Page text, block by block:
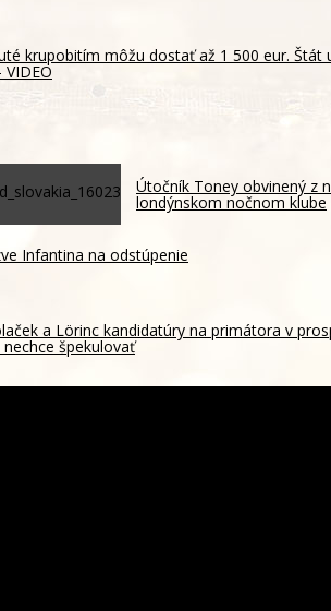
krupobitím môžu dostať až 1 500 eur. Štát
Útočník Toney obvinený z
londýnskom nočnom klube
Infantina na odstúpenie
a Lörinc kandidatúry na primátora v
nechce špekulovať